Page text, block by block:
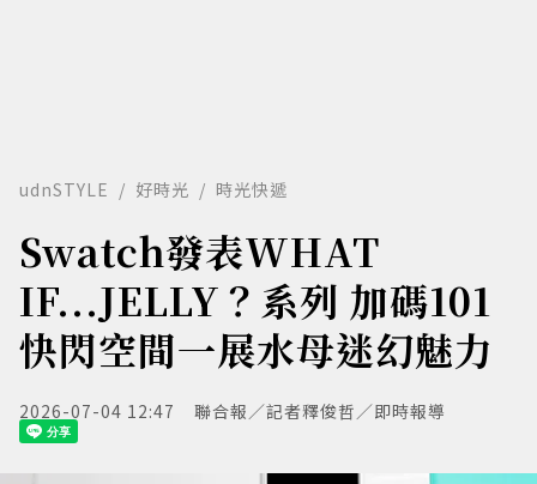
udnSTYLE 好時光 時光快遞
Swatch發表WHAT
IF...JELLY？系列 加碼101
快閃空間一展水母迷幻魅力
2026-07-04 12:47 聯合報／記者釋俊哲／即時報導